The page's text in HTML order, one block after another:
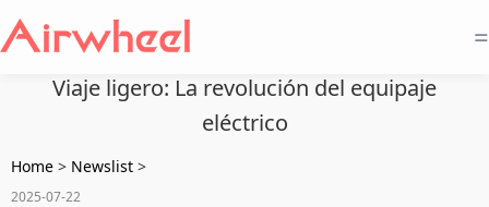
=
Viaje ligero: La revolución del equipaje
eléctrico
Home > Newslist >
2025-07-22